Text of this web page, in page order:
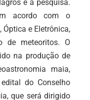
é a pesquisa.
acordo com o
e Eletrônica,
de meteoritos. O
na produção de
maia,
do Conselho
que será dirigido